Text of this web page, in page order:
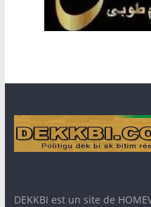
DEKKBI est un site de